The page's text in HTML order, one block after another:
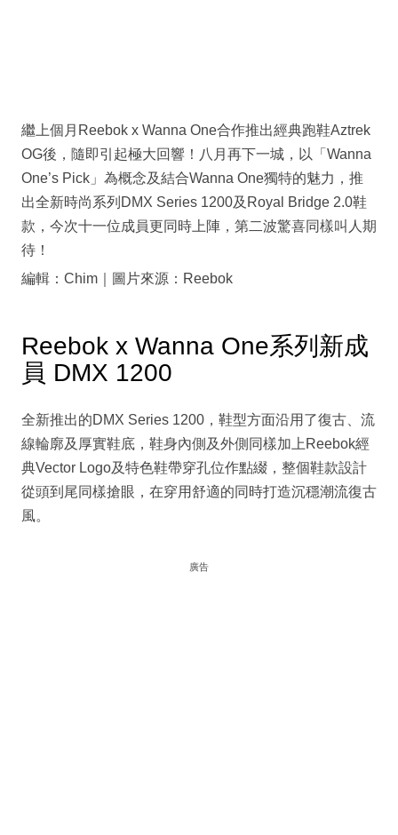
繼上個月Reebok x Wanna One合作推出經典跑鞋Aztrek
OG後，隨即引起極大回響！八月再下一城，以「Wanna
One’s Pick」為概念及結合Wanna One獨特的魅力，推
出全新時尚系列DMX Series 1200及Royal Bridge 2.0鞋
款，今次十一位成員更同時上陣，第二波驚喜同樣叫人期
待！
編輯：Chim｜圖片來源：Reebok
Reebok x Wanna One系列新成
員 DMX 1200
全新推出的DMX Series 1200，鞋型方面沿用了復古、流
線輪廓及厚實鞋底，鞋身內側及外側同樣加上Reebok經
典Vector Logo及特色鞋帶穿孔位作點綴，整個鞋款設計
從頭到尾同樣搶眼，在穿用舒適的同時打造沉穩潮流復古
風。
廣告